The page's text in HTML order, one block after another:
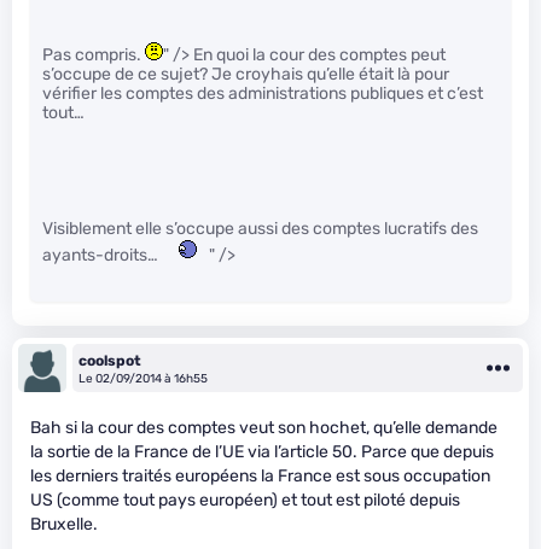
Pas compris.
" /> En quoi la cour des comptes peut
s’occupe de ce sujet? Je croyhais qu’elle était là pour
vérifier les comptes des administrations publiques et c’est
tout…
Visiblement elle s’occupe aussi des comptes lucratifs des
ayants-droits…
" />
coolspot
Le 02/09/2014 à 16h55
Bah si la cour des comptes veut son hochet, qu’elle demande
la sortie de la France de l’UE via l’article 50. Parce que depuis
les derniers traités européens la France est sous occupation
US (comme tout pays européen) et tout est piloté depuis
Bruxelle.